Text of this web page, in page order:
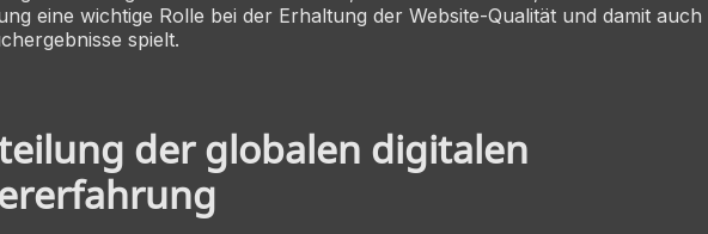
eine wichtige Rolle bei der Erhaltung der Website-Qualität und damit auch
spielt.
der globalen digitalen